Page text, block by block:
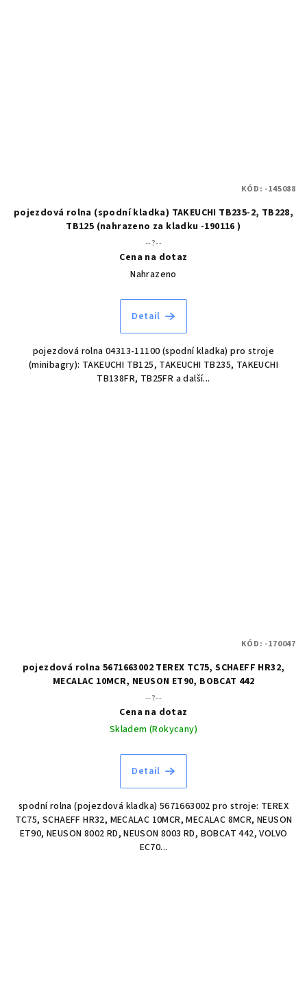
pojezdová rolna (spodní kladka) TAKEUCHI TB235-2, TB228,
TB125 (nahrazeno za kladku -190116 )
--?--
Cena na dotaz
Nahrazeno
Detail
pojezdová rolna 04313-11100 (spodní kladka) pro stroje
(minibagry): TAKEUCHI TB125, TAKEUCHI TB235, TAKEUCHI
TB138FR, TB25FR a další...
KÓD: -145088
pojezdová rolna 5671663002 TEREX TC75, SCHAEFF HR32,
MECALAC 10MCR, NEUSON ET90, BOBCAT 442
--?--
Cena na dotaz
Skladem (Rokycany)
Detail
spodní rolna (pojezdová kladka) 5671663002 pro stroje: TEREX
TC75, SCHAEFF HR32, MECALAC 10MCR, MECALAC 8MCR, NEUSON
ET90, NEUSON 8002 RD, NEUSON 8003 RD, BOBCAT 442, VOLVO
EC70...
KÓD: -170047